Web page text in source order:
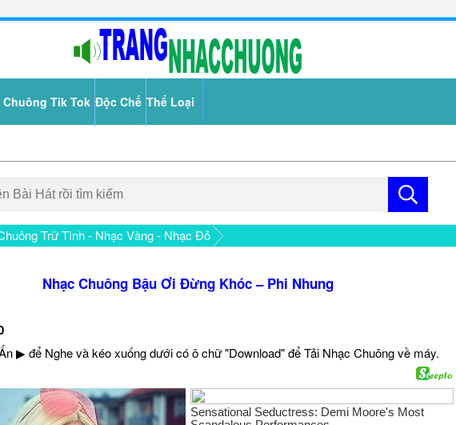
Chuông Tik Tok Độc Chế Thể Loại
Trữ Tình - Nhạc Vàng - Nhạc Đỏ
Nhạc Chuông Bậu Ơi Đừng Khóc – Phi Nhung
▶ để Nghe và kéo xuống dưới có ô chữ "Download" để Tải Nhạc Chuông về máy.